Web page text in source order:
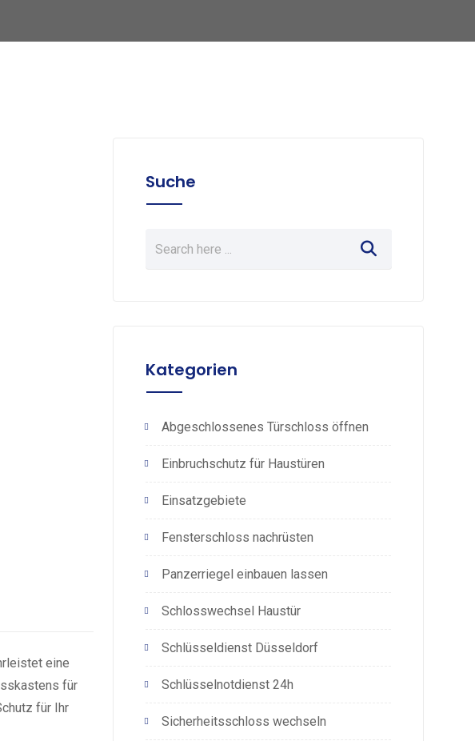
eine
für
für Ihr
Suche
Kategorien
Abgeschlossenes Türschloss öffnen
Einbruchschutz für Haustüren
Einsatzgebiete
Fensterschloss nachrüsten
Panzerriegel einbauen lassen
Schlosswechsel Haustür
Schlüsseldienst Düsseldorf
Schlüsselnotdienst 24h
Sicherheitsschloss wechseln